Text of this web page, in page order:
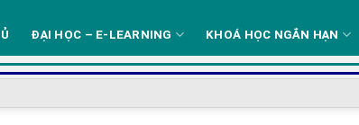
ĐẠI HỌC – E-LEARNING KHOÁ HỌC NGẮN HẠN